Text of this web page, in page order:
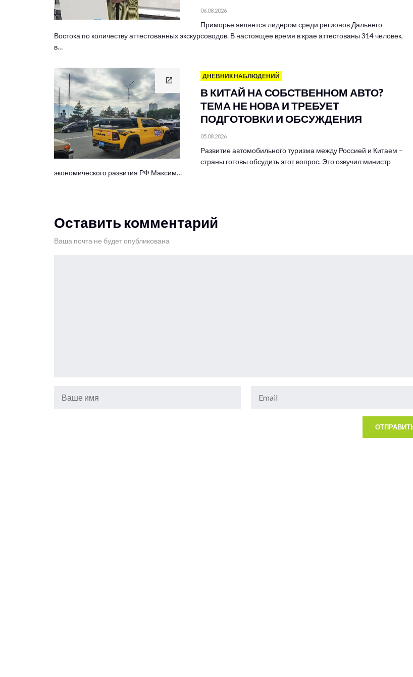
06.08.2026
Приморье является лидером среди регионов Дальнего
Востока по количеству аттестованных экскурсоводов. В настоящее время в крае аттестованы 314 человек,
в…
ДНЕВНИК НАБЛЮДЕНИЙ
В КИТАЙ НА СОБСТВЕННОМ АВТО?
ТЕМА НЕ НОВА И ТРЕБУЕТ
ПОДГОТОВКИ И ОБСУЖДЕНИЯ
05.08.2026
Развитие автомобильного туризма между Россией и Китаем –
страны готовы обсудить этот вопрос. Это озвучил министр
экономического развития РФ Максим…
Оставить комментарий
Ваша почта не будет опубликована